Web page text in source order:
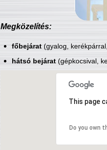
Megközelítés:
főbejárat(gyalog,
hátsó bejárat(gépkocsival,
This page
Do you own